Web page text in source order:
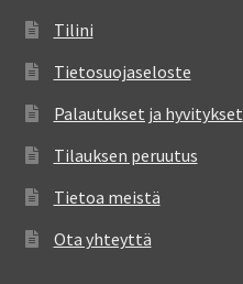
Tilini
Tietosuojaseloste
Palautukset ja hyvitykset
Tilauksen peruutus
Tietoa meistä
Ota yhteyttä